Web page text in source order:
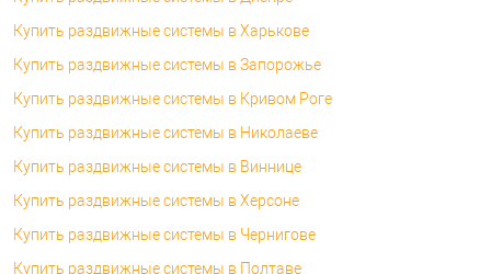
Купить раздвижные системы в Харькове
Купить раздвижные системы в Запорожье
Купить раздвижные системы в Кривом Роге
Купить раздвижные системы в Николаеве
Купить раздвижные системы в Виннице
Купить раздвижные системы в Херсоне
Купить раздвижные системы в Чернигове
Купить раздвижные системы в Полтаве